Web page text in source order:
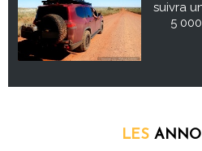
suivra
5
LES